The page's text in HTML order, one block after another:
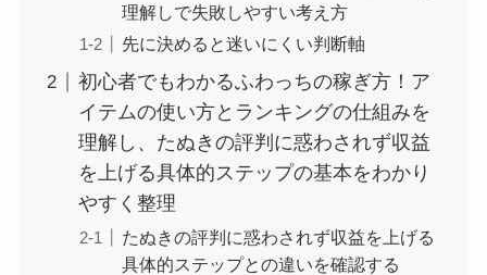
理解しで失敗しやすい考え方
先に決めると迷いにくい判断軸
初心者でもわかるふわっちの稼ぎ方！ア
イテムの使い方とランキングの仕組みを
理解し、たぬきの評判に惑わされず収益
を上げる具体的ステップの基本をわかり
やすく整理
たぬきの評判に惑わされず収益を上げる
具体的ステップとの違いを確認する